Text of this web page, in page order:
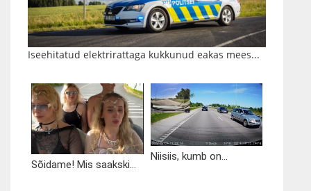
Iseehitatud elektrirattaga kukkunud eakas mees...
Sõidame! Mis saakski...
Niisiis, kumb on...